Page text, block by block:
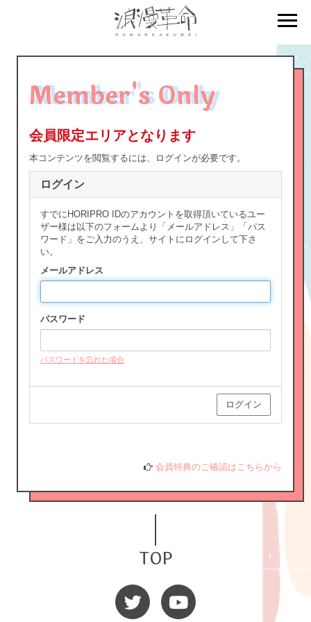
BIRTHDAY MAIL
Member's Only
会員限定エリアとなります
本コンテンツを閲覧するには、ログインが必要です。
ログイン
すでにHORIPRO IDのアカウントを取得頂いているユー
ザー様は以下のフォームより「メールアドレス」「パス
ワード」をご入力のうえ、サイトにログインして下さ
い。
メールアドレス
パスワード
パスワードを忘れた場合
会員特典のご確認はこちらから
TOP